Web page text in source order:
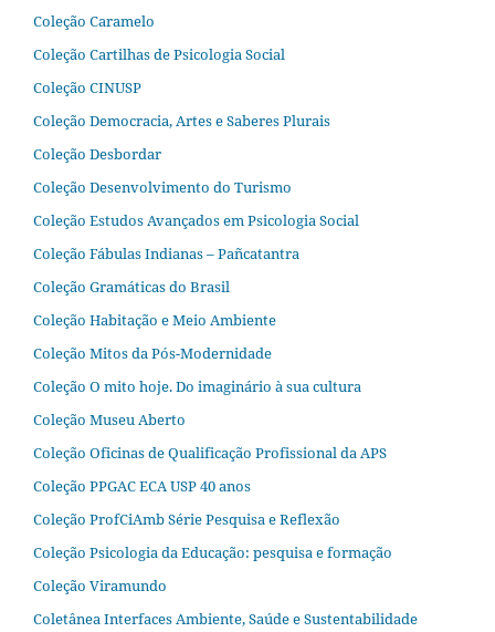
Coleção Caramelo
Coleção Cartilhas de Psicologia Social
Coleção CINUSP
Coleção Democracia, Artes e Saberes Plurais
Coleção Desbordar
Coleção Desenvolvimento do Turismo
Coleção Estudos Avançados em Psicologia Social
Coleção Fábulas Indianas – Pañcatantra
Coleção Gramáticas do Brasil
Coleção Habitação e Meio Ambiente
Coleção Mitos da Pós-Modernidade
Coleção O mito hoje. Do imaginário à sua cultura
Coleção Museu Aberto
Coleção Oficinas de Qualificação Profissional da APS
Coleção PPGAC ECA USP 40 anos
Coleção ProfCiAmb Série Pesquisa e Reflexão
Coleção Psicologia da Educação: pesquisa e formação
Coleção Viramundo
Coletânea Interfaces Ambiente, Saúde e Sustentabilidade